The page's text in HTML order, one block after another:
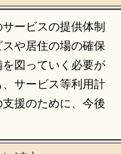
ービスの提供体制
や居住の場の確保
図っていく必要が
サービス等利用計
援のために、今後